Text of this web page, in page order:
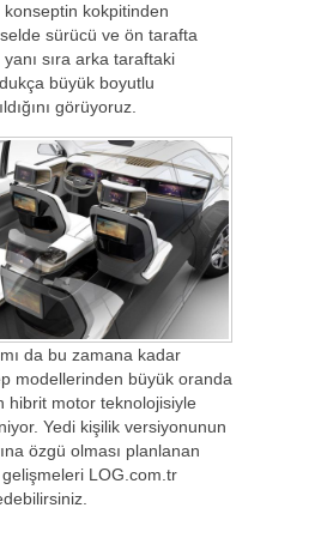
kokpitinden
sürücü ve ön tarafta
sıra arka taraftaki
büyük boyutlu
görüyoruz.
da bu zamana kadar
modellerinden büyük oranda
hibrit motor teknolojisiyle
Yedi kişilik versiyonunun
özgü olması planlanan
LOG.com.tr